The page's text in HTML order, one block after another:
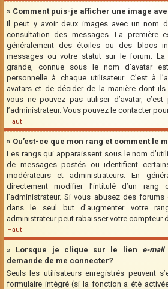
» Comment puis-je afficher une image
Il peut y avoir deux images avec un nom
consultation des messages. La première
généralement des étoiles ou des blocs
messages ou votre statut sur le forum.
grande, connue sous le nom d’avatar
personnelle à chaque utilisateur. C’est à
avatars et de décider de la manière dont
vous ne pouvez pas utiliser d’avatar,
l’administrateur. Vous pouvez le contacter
Haut
» Qu’est-ce que mon rang et comment le
Les rangs qui apparaissent sous le nom
de messages postés ou identifient
modérateurs et administrateurs. En
directement modifier l’intitulé d’un
l’administrateur. Si vous abusez des
dans le seul but d’augmenter votre
administrateur peut rabaisser votre compteur
Haut
» Lorsque je clique sur le lien e-mail
demande de me connecter?
Seuls les utilisateurs enregistrés peuvent
formulaire intégré (si la fonction a été